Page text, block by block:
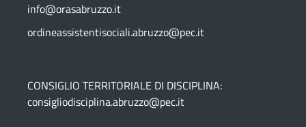
info@orasabruzzo.it
ordineassistentisociali.abruzzo@pec.it
CONSIGLIO TERRITORIALE DI DISCIPLINA:
consigliodisciplina.abruzzo@pec.it